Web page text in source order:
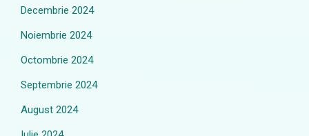
Decembrie 2024
Noiembrie 2024
Octombrie 2024
Septembrie 2024
August 2024